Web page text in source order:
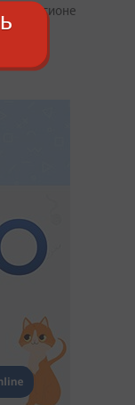
в регионе